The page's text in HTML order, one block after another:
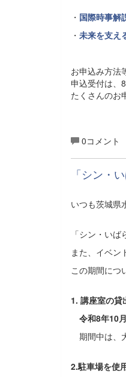
・ 国際時事解
・ 未来を支え
お申込み方法
申込受付は、
たくさんのお
0コメント
「シン・
いつも茨城県
「シン・い
また、イベン
この期間につ
1. 講座室の貸
令和8年10
期間中は、
2.駐車場を使